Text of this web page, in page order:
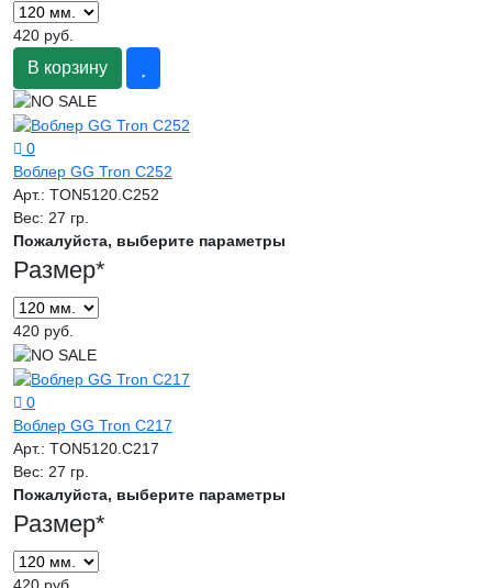
420 руб.
В корзину
0
Воблер GG Tron C252
Арт.: TON5120.C252
Вес: 27 гр.
Пожалуйста, выберите параметры
Размер*
420 руб.
0
Воблер GG Tron C217
Арт.: TON5120.C217
Вес: 27 гр.
Пожалуйста, выберите параметры
Размер*
420 руб.